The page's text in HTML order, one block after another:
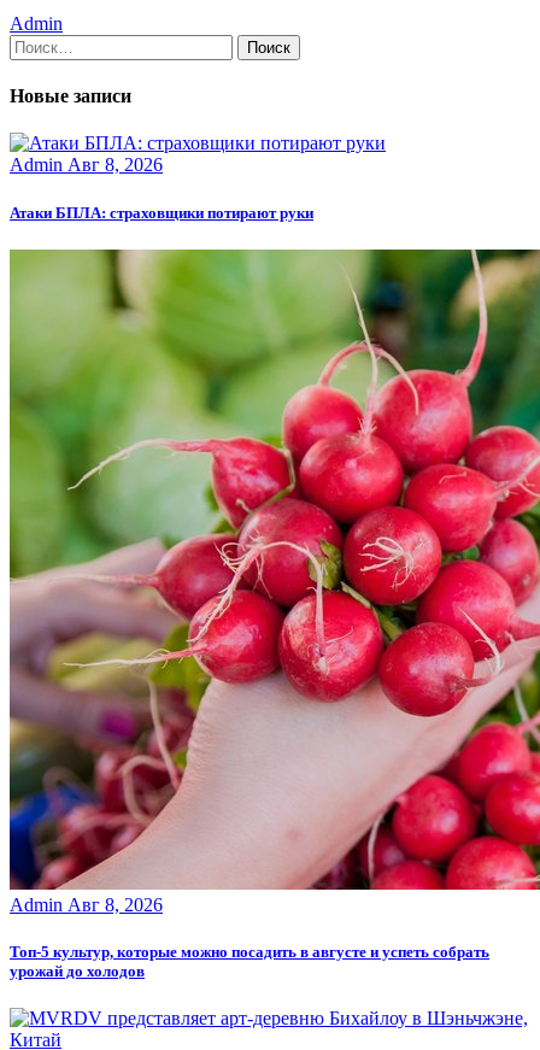
Admin
Найти:
Новые записи
Admin Авг 8, 2026
Атаки БПЛА: страховщики потирают руки
Admin Авг 8, 2026
Топ-5 культур, которые можно посадить в августе и успеть собрать
урожай до холодов